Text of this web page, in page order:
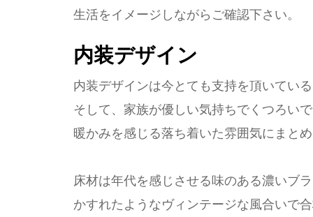
生活をイメージしながらご確認下さい。
内装デザイン
内装デザインは今とても支持を頂いてい
そして、家族が優しい気持ちでくつろい
暖かみを感じる落ち着いた雰囲気にまと
床材は年代を感じさせる味のある濃いブ
かすれたようなヴィンテージな風合いで